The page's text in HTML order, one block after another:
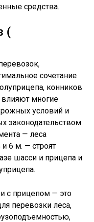
средства.
(
сочетание
конников
влияют многие
условий и
законодательством
— леса
6 м. — строят
шасси и прицепа и
с прицепом — это
перевозки леса,